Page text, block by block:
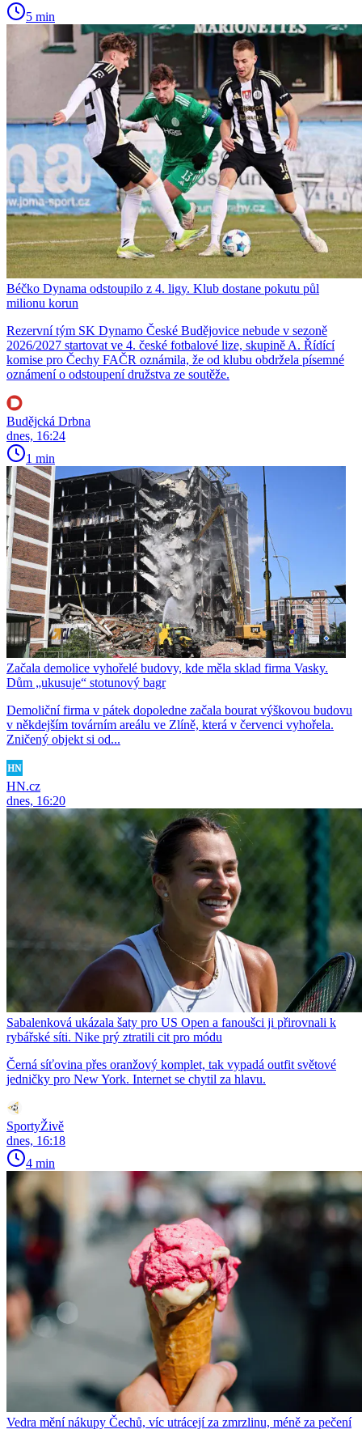
5 min
Béčko Dynama odstoupilo z 4. ligy. Klub dostane pokutu půl
milionu korun
Rezervní tým SK Dynamo České Budějovice nebude v sezoně
2026/2027 startovat ve 4. české fotbalové lize, skupině A. Řídící
komise pro Čechy FAČR oznámila, že od klubu obdržela písemné
oznámení o odstoupení družstva ze soutěže.
Budějcká Drbna
dnes, 16:24
1 min
Začala demolice vyhořelé budovy, kde měla sklad firma Vasky.
Dům „ukusuje“ stotunový bagr
Demoliční firma v pátek dopoledne začala bourat výškovou budovu
v někdejším továrním areálu ve Zlíně, která v červenci vyhořela.
Zničený objekt si od...
HN.cz
dnes, 16:20
Sabalenková ukázala šaty pro US Open a fanoušci ji přirovnali k
rybářské síti. Nike prý ztratili cit pro módu
Černá síťovina přes oranžový komplet, tak vypadá outfit světové
jedničky pro New York. Internet se chytil za hlavu.
SportyŽivě
dnes, 16:18
4 min
Vedra mění nákupy Čechů, víc utrácejí za zmrzlinu, méně za pečení